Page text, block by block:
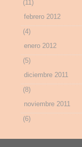
(11)
febrero 2012
(4)
enero 2012
(5)
diciembre 2011
(8)
noviembre 2011
(6)